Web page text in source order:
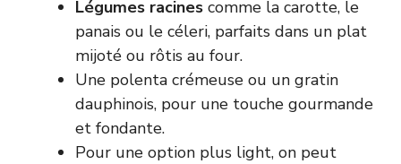
Légumes racines comme la carotte, le
panais ou le céleri, parfaits dans un plat
mijoté ou rôtis au four.
Une polenta crémeuse ou un gratin
dauphinois, pour une touche gourmande
et fondante.
Pour une option plus light, on peut